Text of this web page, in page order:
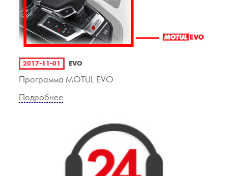
2017-11-01 EVO
Программа MOTUL EVO
Подробнее